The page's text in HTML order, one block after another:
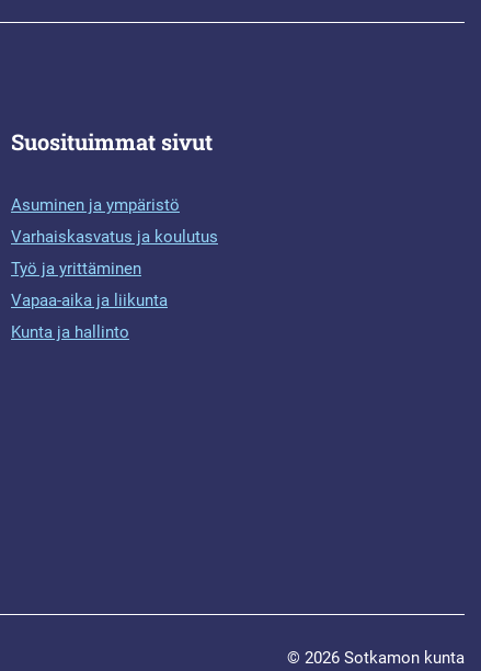
Suosituimmat sivut
Asuminen ja ympäristö
Varhaiskasvatus ja koulutus
Työ ja yrittäminen
Vapaa-aika ja liikunta
Kunta ja hallinto
© 2026 Sotkamon kunta